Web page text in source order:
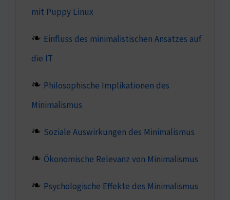
mit Puppy Linux
Einfluss des minimalistischen Ansatzes auf
die IT
Philosophische Implikationen des
Minimalismus
Soziale Auswirkungen des Minimalismus
Ökonomische Relevanz von Minimalismus
Psychologische Effekte des Minimalismus